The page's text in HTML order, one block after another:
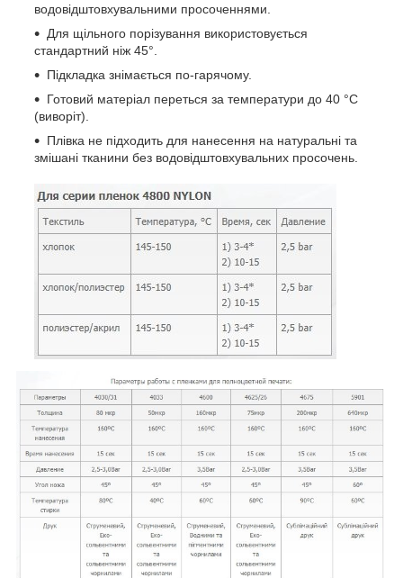
водовідштовхувальними просоченнями.
Для щільного порізування використовується
стандартний ніж 45°.
Підкладка знімається по-гарячому.
Готовий матеріал переться за температури до 40 °C
(виворіт).
Плівка не підходить для нанесення на натуральні та
змішані тканини без водовідштовхувальних просочень.